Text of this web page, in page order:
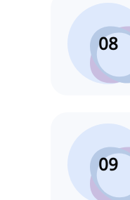
08
09